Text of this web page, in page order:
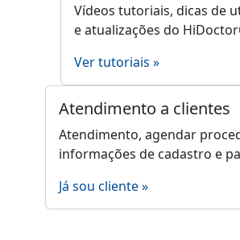
Vídeos tutoriais, dicas de
e atualizações do
Ver tutoriais »
Atendimento a clientes
Atendimento, agendar
informações de cadastro e
Já sou cliente »